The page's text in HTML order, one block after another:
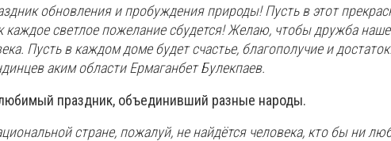
обновления и пробуждения природы! Пусть в этот
каждое светлое пожелание сбудется! Желаю, чтобы дружба
Пусть в каждом доме будет счастье, благополучие и
аким области Ермаганбет Булекпаев.
праздник, объединивший разные народы.
стране, пожалуй, не найдётся человека, кто бы ни